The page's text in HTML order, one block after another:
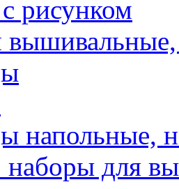
рисунком
напольные,
для